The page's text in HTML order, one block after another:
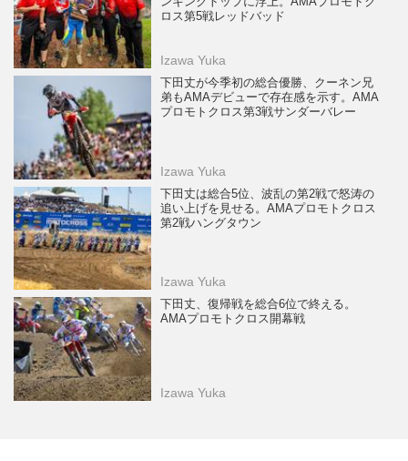
ロス第5戦レッドバッド
Izawa Yuka
下田丈が今季初の総合優勝、クーネン兄
弟もAMAデビューで存在感を示す。AMA
プロモトクロス第3戦サンダーバレー
Izawa Yuka
下田丈は総合5位、波乱の第2戦で怒涛の
追い上げを見せる。AMAプロモトクロス
第2戦ハングタウン
Izawa Yuka
下田丈、復帰戦を総合6位で終える。
AMAプロモトクロス開幕戦
Izawa Yuka